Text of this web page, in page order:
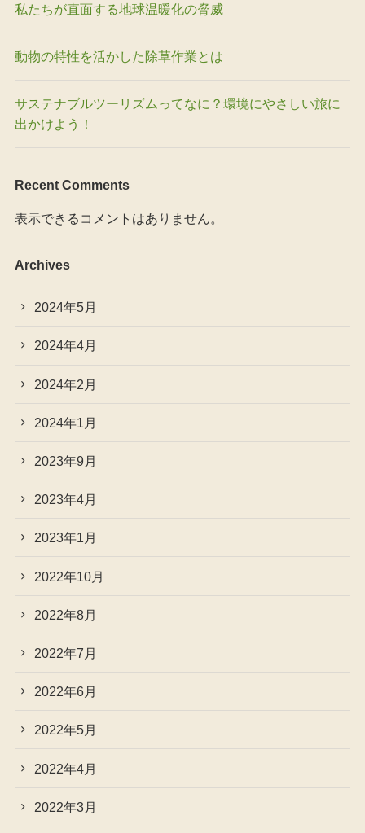
私たちが直面する地球温暖化の脅威
動物の特性を活かした除草作業とは
サステナブルツーリズムってなに？環境にやさしい旅に
出かけよう！
Recent Comments
表示できるコメントはありません。
Archives
2024年5月
2024年4月
2024年2月
2024年1月
2023年9月
2023年4月
2023年1月
2022年10月
2022年8月
2022年7月
2022年6月
2022年5月
2022年4月
2022年3月